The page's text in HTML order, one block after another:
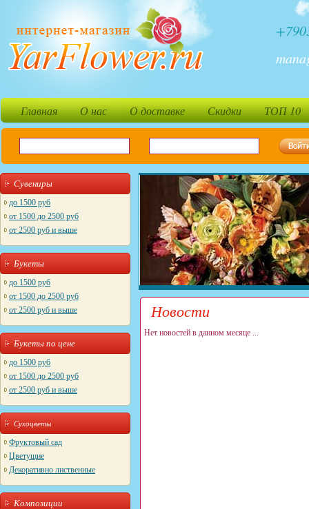
Главная О нас О доставке Скидки ТОП 10
Сувениры
до 1500 руб
от 1500 до 2500 руб
от 2500 руб и выше
Букеты
до 1500 руб
от 1500 до 2500 руб
от 2500 руб и выше
Букеты по цене
до 1500 руб
от 1500 до 2500 руб
от 2500 руб и выше
Сухоцветы
Фруктовый сад
Цветущие
Декоративно лиственные
Композиции
Новости
Нет новостей в данном месяце ...